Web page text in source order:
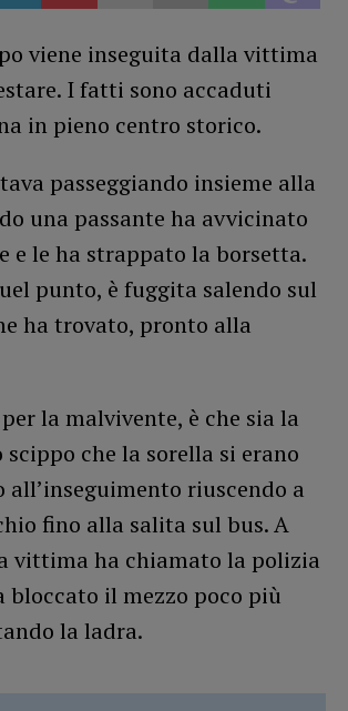
viene inseguita dalla vittima
I fatti sono accaduti
in pieno centro storico.
passeggiando insieme alla
una passante ha avvicinato
e le ha strappato la borsetta.
punto, è fuggita salendo sul
ha trovato, pronto alla
la malvivente, è che sia la
che la sorella si erano
all’inseguimento riuscendo a
fino alla salita sul bus. A
vittima ha chiamato la polizia
bloccato il mezzo poco più
la ladra.